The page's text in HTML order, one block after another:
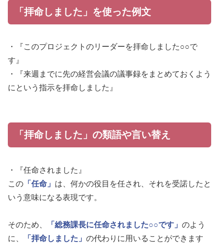
「拝命しました」を使った例文
・『このプロジェクトのリーダーを拝命しました○○で
す』
・『来週までに先の経営会議の議事録をまとめておくよう
にという指示を拝命しました』
「拝命しました」の類語や言い替え
・『任命されました』
この 「任命」 は、何かの役目を任され、それを受諾したと
いう意味になる表現です。
そのため、 「総務課長に任命されました○○です」 のよう
に、
「拝命しました」 の代わりに用いることができます